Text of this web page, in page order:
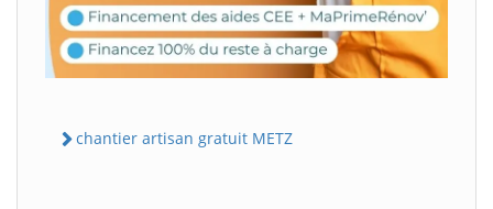
chantier artisan gratuit METZ